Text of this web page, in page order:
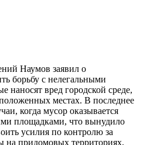
Наумов заявил о
борьбу с нелегальными
наносят вред городской среде,
местах. В последнее
когда мусор оказывается
площадками, что вынудило
усилия по контролю за
на придомовых территориях.